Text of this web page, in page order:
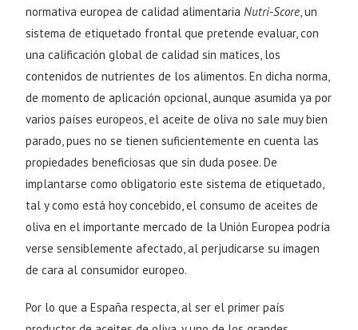
normativa europea de calidadalimentaria Nutri-Score , un
sistema de etiquetado frontal que pretende evaluar, con
una calificación global de calidad sin matices, los
contenidos de nutrientes de los alimentos. En dicha norma,
de momento de aplicación opcional, aunque asumida ya por
varios países europeos, el aceite de oliva no sale muy bien
parado, pues no se tienen suficientemente en cuenta las
propiedades beneficiosas que sin duda posee. De
implantarse como obligatorio este sistema de etiquetado,
tal y como está hoy concebido, el consumo de aceites de
oliva en el importante mercado de la Unión Europea podría
verse sensiblemente afectado, al perjudicarse su imagen
de cara al consumidor europeo.
Por lo que a España respecta, al ser el primer país